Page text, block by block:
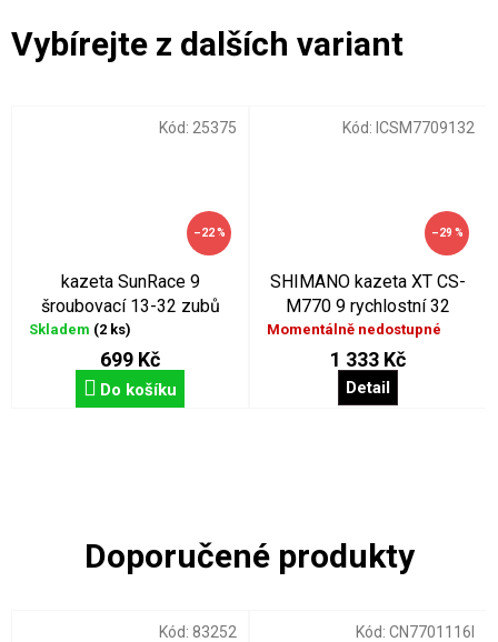
Kód: 83252 Kód: CN7701116I
–22 %
kazeta SunRace 9
šroubovací 13-32 zubů
Skladem (2 ks)
699 Kč
Do košíku
Kód: 25375
–29 %
SHIMANO kazeta XT CS-
M770 9 rychlostní 32
zubů
Momentálně nedostupné
1 333 Kč
Detail
Kód: ICSM7709132